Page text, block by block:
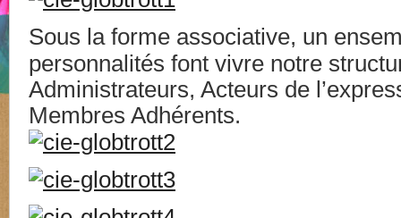
Sous la forme associative, un
personnalités font vivre notre
Administrateurs, Acteurs de
Membres Adhérents.